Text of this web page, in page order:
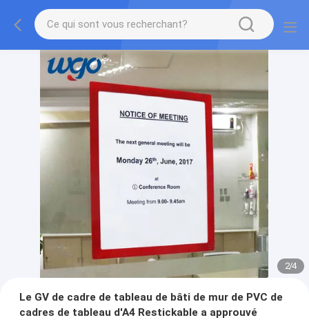
2/4
Le GV de cadre de tableau de bâti de mur de PVC de
cadres de tableau d'A4 Restickable a approuvé